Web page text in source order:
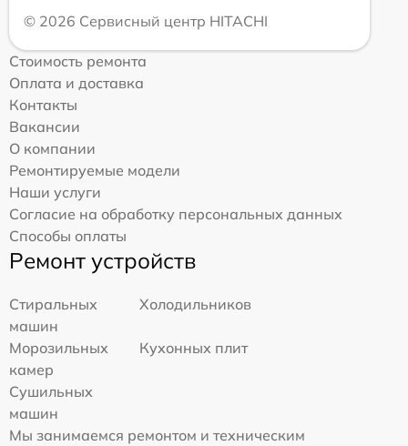
© 2026 Сервисный центр HITACHI
Стоимость ремонта
Оплата и доставка
Контакты
Вакансии
О компании
Ремонтируемые модели
Наши услуги
Согласие на обработку персональных данных
Способы оплаты
Ремонт устройств
Стиральных
машин
Холодильников
Морозильных
камер
Кухонных плит
Сушильных
машин
Мы занимаемся ремонтом и техническим